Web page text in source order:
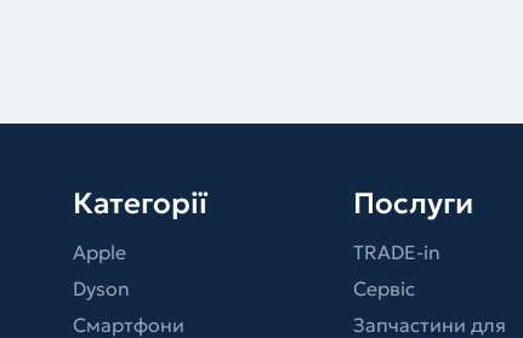
Категорії
Apple
Dyson
Смартфони
Послуги
TRADE-in
Сервіс
Запчастини для